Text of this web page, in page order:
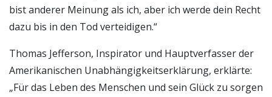
bist anderer Meinung als ich, aber ich werde dein Recht
dazu bis in den Tod verteidigen.“
Thomas Jefferson, Inspirator und Hauptverfasser der
Amerikanischen Unabhängigkeitserklärung, erklärte:
„Für das Leben des Menschen und sein Glück zu sorgen